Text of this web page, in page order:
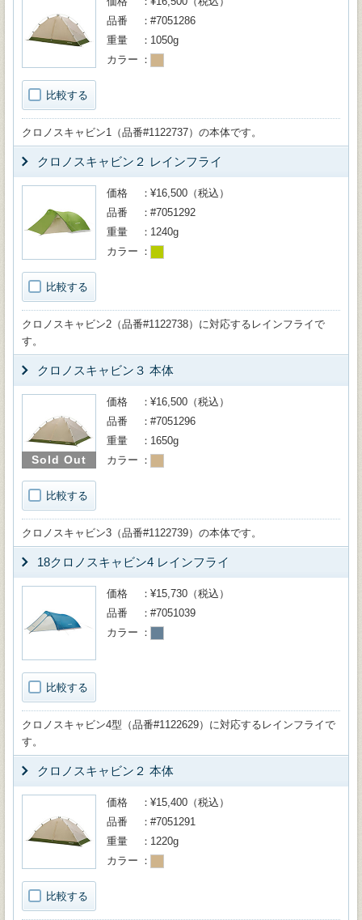
比較する
品番
#7051286
重量
1050g
カラー
クロノスキャビン1（品番#1122737）の本体です。
クロノスキャビン２ レインフライ
比較する
価格
¥16,500（税込）
品番
#7051292
重量
1240g
カラー
クロノスキャビン2（品番#1122738）に対応するレインフライで
す。
クロノスキャビン３ 本体
Sold Out
比較する
価格
¥16,500（税込）
品番
#7051296
重量
1650g
カラー
クロノスキャビン3（品番#1122739）の本体です。
18クロノスキャビン4 レインフライ
比較する
価格
¥15,730（税込）
品番
#7051039
カラー
クロノスキャビン4型（品番#1122629）に対応するレインフライで
す。
クロノスキャビン２ 本体
比較する
価格
¥15,400（税込）
品番
#7051291
重量
1220g
カラー